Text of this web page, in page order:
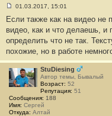
о
б
щ
е
н
и
е
#
2
01.03.2017, 15:01
Если также как на видео не
видео, как и что делаешь, и
определить что не так.
похожие, но в работе
StuDiesing
Автор темы, Бывалый
Возраст: 52
Репутация: 51
Сообщения: 188
Имя: Сергей
Откуда: Алтай